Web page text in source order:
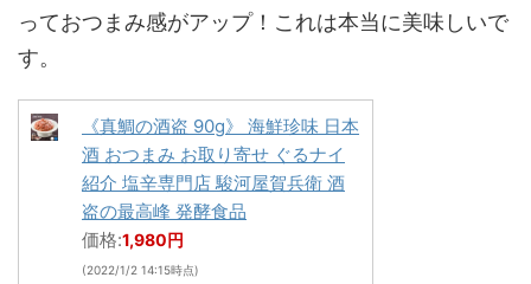
っておつまみ感がアップ！これは本当に美味しいで
す。
《真鯛の酒盗 90g》 海鮮珍味 日本
酒 おつまみ お取り寄せ ぐるナイ
紹介 塩辛専門店 駿河屋賀兵衛 酒
盗の最高峰 発酵食品
価格:1,980円
(2022/1/2 14:15時点)